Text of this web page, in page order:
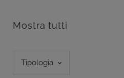
Mostra tutti
Tipologia